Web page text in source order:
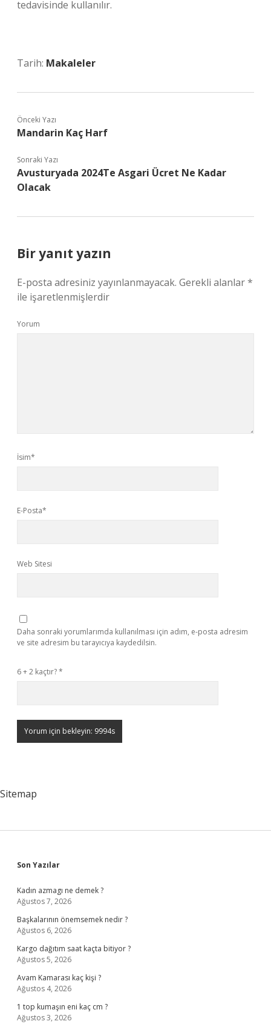
tedavisinde kullanılır.
Tarih: Makaleler
Önceki Yazı
Mandarin Kaç Harf
Sonraki Yazı
Avusturyada 2024Te Asgari Ücret Ne Kadar
Olacak
Bir yanıt yazın
E-posta adresiniz yayınlanmayacak. Gerekli alanlar*
ile işaretlenmişlerdir
Yorum
İsim*
E-Posta*
Web Sitesi
Daha sonraki yorumlarımda kullanılması için adım, e-posta adresim
ve site adresim bu tarayıcıya kaydedilsin.
6 + 2 kaçtır?*
Sitemap
Sidebar
Son Yazılar
Kadın azmagı ne demek ?
Ağustos 7, 2026
Başkalarının önemsemek nedir ?
Ağustos 6, 2026
Kargo dağıtım saat kaçta bitiyor ?
Ağustos 5, 2026
Avam Kamarası kaç kişi ?
Ağustos 4, 2026
1 top kumaşın eni kaç cm ?
Ağustos 3, 2026